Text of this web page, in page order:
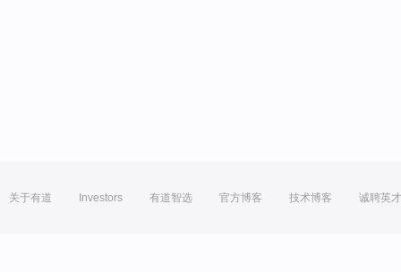
关于有道 Investors 有道智选 官方博客 技术博客 诚聘英才